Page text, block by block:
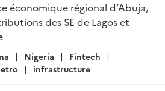
économique régional d’Abuja,
des SE de Lagos et
Nigeria
Fintech
infrastructure